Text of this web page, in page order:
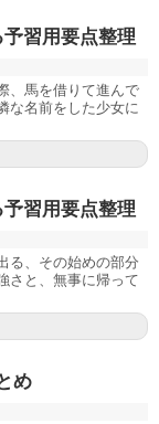
予習用要点整理
、馬を借りて進んで
な名前をした少女に
予習用要点整理
る、その始めの部分
さと、無事に帰って
め